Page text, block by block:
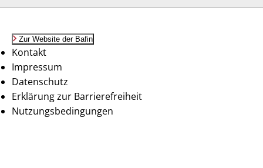
Zur Website der Bafin
Kontakt
Impressum
Datenschutz
Erklärung zur Barrierefreiheit
Nutzungsbedingungen